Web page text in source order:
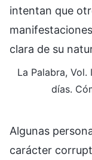
intentan que
clara de su
La Palabra,
días.
Algunas
carácter